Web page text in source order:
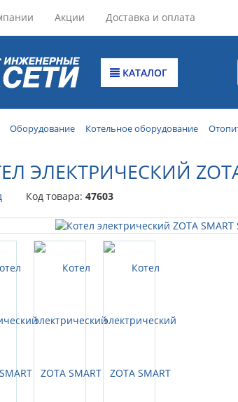
Акции Доставка и оплата
КАТАЛОГ
Оборудование Котельное оборудование
ЭЛЕКТРИЧЕСКИЙ ZOTA
Код товара: 47603